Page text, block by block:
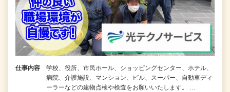
仕事内容
学校、役所、市民ホール、ショッピングセンター、ホテル、
病院、介護施設、マンション、ビル、スーパー、自動車ディ
ーラーなどの建物点検や検査をお願いいたします。 …